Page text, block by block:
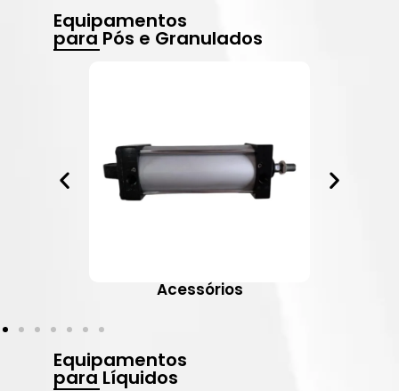
Equipamentos
para Pós e Granulados
Acessórios
Equipamentos
para Líquidos